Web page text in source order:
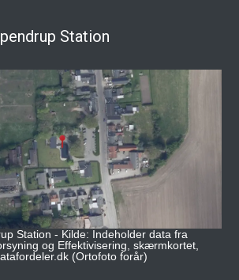
Station
Station - Kilde: Indeholder data fra
og Effektivisering, skærmkortet,
(Ortofoto forår)